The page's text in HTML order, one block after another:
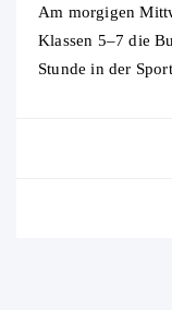
Am morgigen
Klassen 5–7 die
Stunde in der